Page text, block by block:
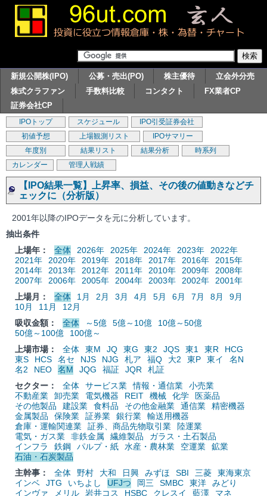
新規公開株(IPO) 公募・売出(PO) 株主優待
立会外分売
株式クラファン
手数料比較 コンタクト
FX業者CP
証券会社CP
IPOトップ スケジュール
IPO引受証券会社
初値予想
上場観測リスト
IPOサマリー
年度別
結果リスト 結果分析
時系列
カレンダー
管理人戦績
【IPO結果一覧】上昇率、損益、その後の値動きなどチ
ェックに（分析版）
2001年以降のIPOデータを元に分析しています。
抽出条件
上場年：
全体 2026年 2025年 2024年 2023年
2022年
2021年
2020年 2019年 2018年 2017年 2016年
2015年
2014年
2013年 2012年 2011年 2010年 2009年
2008年
2007年
2006年 2005年 2004年 2003年 2002年
2001年
上場月：
全体 1月 2月 3月 4月 5月 6月 7月 8月
9月
10月
11月
12月
吸収金額：
全体 ～5億 5億～10億
10億～50億
50億～100億
100億～
上場市場：
全体 東M JQ 東G 東2 JQS 東1 東R
HCG
東S
HCS 名セ NJS NJG 札ア 福Q 大2 東P 東イ
名N
名2
NEO 名M JQG 福証 JQR
札証
セクター：
全体 サービス業 情報・通信業
小売業
不動産業
卸売業 電気機器 REIT 機械 化学
医薬品
その他製品
建設業 食料品 その他金融業 通信業
精密機器
金属製品
保険業 証券業 銀行業
輸送用機器
倉庫・運輸関連業
証券、商品先物取引業
陸運業
電気・ガス業
非鉄金属 繊維製品
ガラス・土石製品
インフラ
鉄鋼 パルプ・紙 水産・農林業 空運業
鉱業
石油・石炭製品
主幹事：
全体 野村 大和 日興 みずほ SBI 三菱
東海東京
インベ
JTG いちよし UFJつ 岡三 SMBC 東洋
みどり
インヴァ
メリル 岩井コス HSBC クレスイ 藍澤
マネ